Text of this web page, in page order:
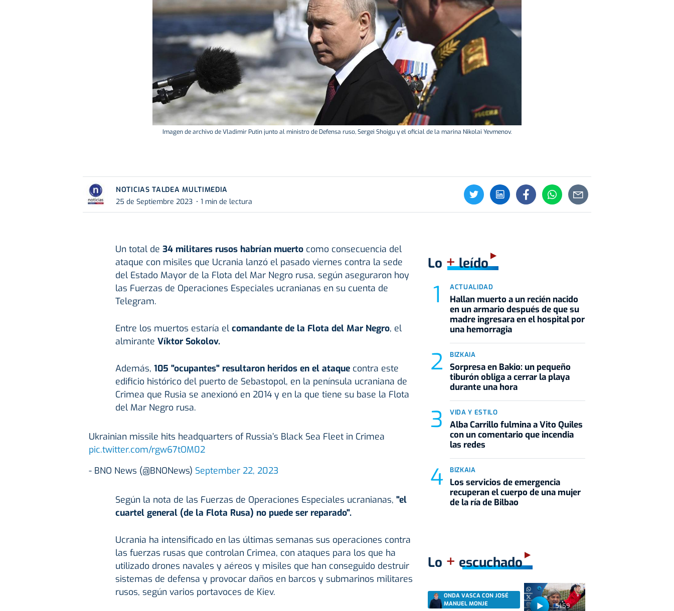
Imagen de archivo de Vladimir Putin junto al ministro de Defensa ruso, Sergei Shoigu y el oficial de la marina Nikolai Yevmenov.
NOTICIAS TALDEA MULTIMEDIA
25 de Septiembre 2023
1 min de lectura
Un total de 34 militares rusos habrían muertocomo consecuencia del
ataque con misiles que Ucrania lanzó el pasado viernes contra la sede
del Estado Mayor de la Flota del Mar Negro rusa, según aseguraron hoy
las Fuerzas de Operaciones Especiales ucranianas en su cuenta de
Telegram.
Entre los muertos estaría el comandante de la Flota del Mar Negro, el
almirante Víktor Sokolov.
Además, 105 "ocupantes" resultaron heridos en el ataquecontra este
edificio histórico del puerto de Sebastopol, en la península ucraniana de
Crimea que Rusia se anexionó en 2014 y en la que tiene su base la Flota
del Mar Negro rusa.
Ukrainian missile hits headquarters of Russia’s Black Sea Fleet in Crimea
pic.twitter.com/rgw67tOM02
- BNO News (@BNONews) September 22, 2023
Según la nota de las Fuerzas de Operaciones Especiales ucranianas, "el
cuartel general (de la Flota Rusa) no puede ser reparado".
Ucrania ha intensificado en las últimas semanas sus operaciones contra
las fuerzas rusas que controlan Crimea, con ataques para los que ha
utilizado drones navales y aéreos y misiles que han conseguido destruir
sistemas de defensa y provocar daños en barcos y submarinos militares
rusos, según varios portavoces de Kiev.
Lo +leído
ACTUALIDAD
Hallan muerto a un recién nacido
en un armario después de que su
madre ingresara en el hospital por
una hemorragia
BIZKAIA
Sorpresa en Bakio: un pequeño
tiburón obliga a cerrar la playa
durante una hora
VIDA Y ESTILO
Alba Carrillo fulmina a Vito Quiles
con un comentario que incendia
las redes
BIZKAIA
Los servicios de emergencia
recuperan el cuerpo de una mujer
de la ría de Bilbao
Lo + escuchado
51:59
ONDA VASCA CON JOSÉ
MANUEL MONJE